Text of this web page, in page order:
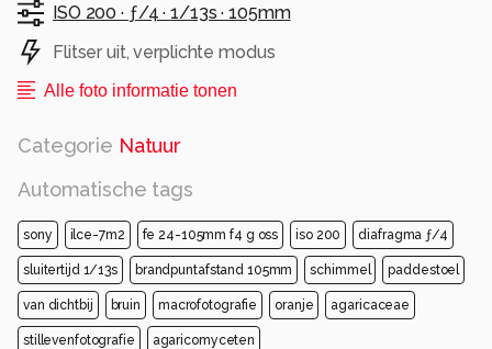
ISO 200 · ƒ/4 ·1/13s ·105mm
Flitser uit, verplichte modus
Alle foto informatie tonen
Categorie Natuur
Automatische tags
sony ilce-7m2 fe 24-105mm f4 g oss iso 200 diafragma ƒ/4
sluitertijd 1/13s brandpuntafstand 105mm schimmel paddestoel
van dichtbij bruin macrofotografie oranje agaricaceae
stillevenfotografie agaricomyceten